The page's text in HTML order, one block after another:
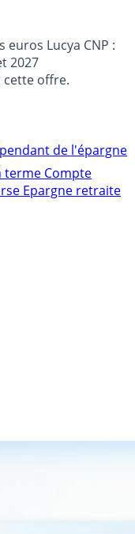
euros Lucya CNP :
2027
cette offre.
de l'épargne
terme Compte
Epargne retraite